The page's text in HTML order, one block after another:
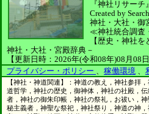
『神社リサーチ
Created by
神社・大社・御
≪神社統合調査
【歴史・神社を
神社・大社・宮殿辞典－
【更新日時：2026年(令和08年)08月08
プライバシー・ポリシー 、 稼働環境 、
【神社・神道関連】：神道の教え，神社参拝
道哲学，神社の歴史，御神体，神社の社殿，
者，神社の御朱印帳，神社の祭礼，お祓い，
秘主義者，神聖な祭祀，神社祭り，神道の神